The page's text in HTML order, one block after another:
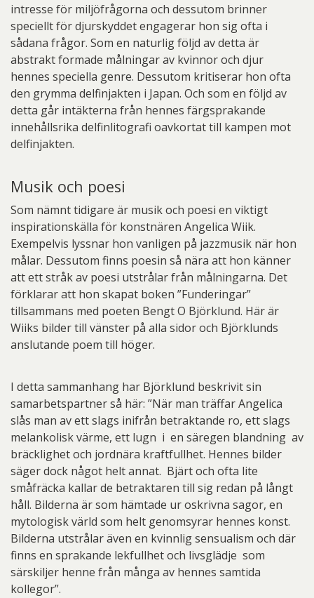
intresse för miljöfrågorna och dessutom brinner
speciellt för djurskyddet engagerar hon sig ofta i
sådana frågor. Som en naturlig följd av detta är
abstrakt formade målningar av kvinnor och djur
hennes speciella genre. Dessutom kritiserar hon ofta
den grymma delfinjakten i Japan. Och som en följd av
detta går intäkterna från hennes färgsprakande
innehållsrika delfinlitografi oavkortat till kampen mot
delfinjakten.
Musik och poesi
Som nämnt tidigare är musik och poesi en viktigt
inspirationskälla för konstnären Angelica Wiik.
Exempelvis lyssnar hon vanligen på jazzmusik när hon
målar. Dessutom finns poesin så nära att hon känner
att ett stråk av poesi utstrålar från målningarna. Det
förklarar att hon skapat boken ”Funderingar”
tillsammans med poeten Bengt O Björklund. Här är
Wiiks bilder till vänster på alla sidor och Björklunds
anslutande poem till höger.
I detta sammanhang har Björklund beskrivit sin
samarbetspartner så här: ”När man träffar Angelica
slås man av ett slags inifrån betraktande ro, ett slags
melankolisk värme, ett lugn i en säregen blandning av
bräcklighet och jordnära kraftfullhet. Hennes bilder
säger dock något helt annat. Bjärt och ofta lite
småfräcka kallar de betraktaren till sig redan på långt
håll. Bilderna är som hämtade ur oskrivna sagor, en
mytologisk värld som helt genomsyrar hennes konst.
Bilderna utstrålar även en kvinnlig sensualism och där
finns en sprakande lekfullhet och livsglädje som
särskiljer henne från många av hennes samtida
kollegor”.